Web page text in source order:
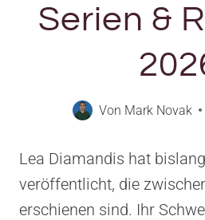
Serien &
Von Mark Novak
Lea Diamandis hat
veröffentlicht, die
erschienen sind. Ihr